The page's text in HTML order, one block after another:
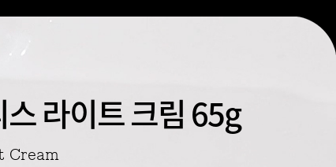
라이트 크림 65g
Cream